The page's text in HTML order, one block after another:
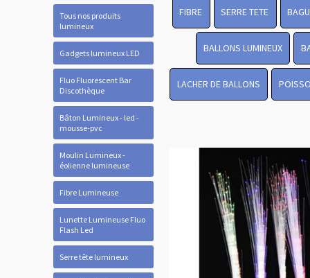
Tous nos produits
lumineux
Gadgets lumineux LED
Fluo Fluorescent Bar
Discothèque
Bâton Lumineux - led -
mousse-pvc
Moulin Lumineux -
éolienne lumineuse
Fibre Lumineuse
Lunette Lumineuse Fluo
Flash Led
Serre tête lumineux
FIBRE SERRE TETE
BALLONS LUMINEUX
LACHER DE BALLONS